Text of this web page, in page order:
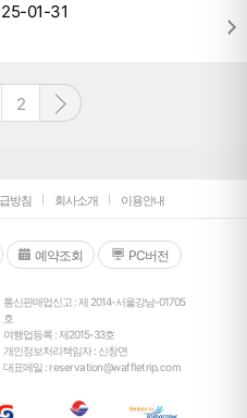
01-31
2
방침 회사소개 이용안내
예약조회 PC버전
통신판매업신고 : 제 2014-서울강남-01705
호
여행업등록 : 제2015-33호
개인정보처리책임자 : 신창면
대표메일 :reservation@waffletrip.com